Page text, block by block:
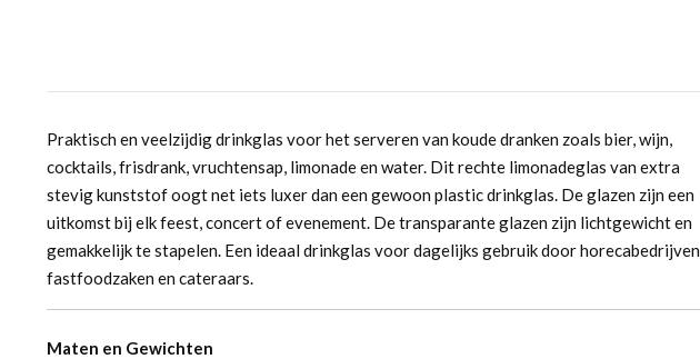
Praktisch en veelzijdig drinkglas voor het serveren van koude dranken zoals bier, wijn,
cocktails, frisdrank, vruchtensap, limonade en water. Dit rechte limonadeglas van extra
stevig kunststof oogt net iets luxer dan een gewoon plastic drinkglas. De glazen zijn een
uitkomst bij elk feest, concert of evenement. De transparante glazen zijn lichtgewicht en
gemakkelijk te stapelen. Een ideaal drinkglas voor dagelijks gebruik door horecabedrijven,
fastfoodzaken en cateraars.
Maten en Gewichten